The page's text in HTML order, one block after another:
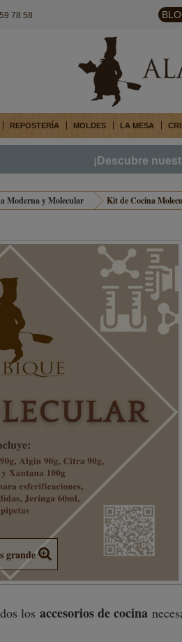
78 58
REPOSTERÍA MOLDES LA MESA
¡Descubre
Moderna y Molecular Kit de Cocina
grande
los accesorios de cocina